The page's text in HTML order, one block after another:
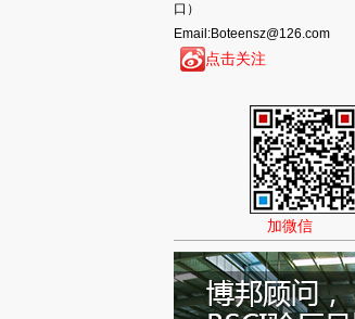
口）
Email:Boteensz@126.com
点击关注
加微信